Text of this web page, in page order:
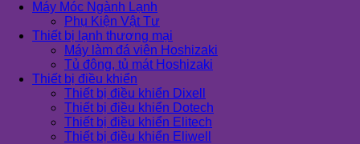
Máy Móc Ngành Lạnh
Phụ Kiện Vật Tư
Thiết bị lạnh thương mại
Máy làm đá viên Hoshizaki
Tủ đông, tủ mát Hoshizaki
Thiết bị điều khiển
Thiết bị điều khiển Dixell
Thiết bị điều khiển Dotech
Thiết bị điều khiển Elitech
Thiết bị điều khiển Eliwell